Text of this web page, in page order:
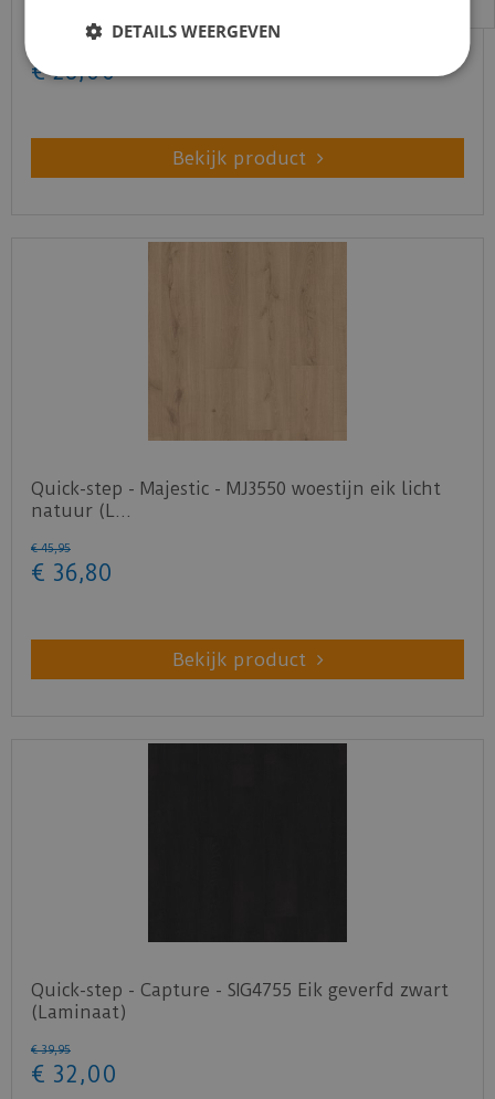
€ 28,00
Bekijk product
Quick-step - Majestic - MJ3550 woestijn eik licht
natuur (L…
€ 45,95
€ 36,80
Bekijk product
Quick-step - Capture - SIG4755 Eik geverfd zwart
(Laminaat)
€ 39,95
€ 32 ,00
DETAILS WEERGEVEN